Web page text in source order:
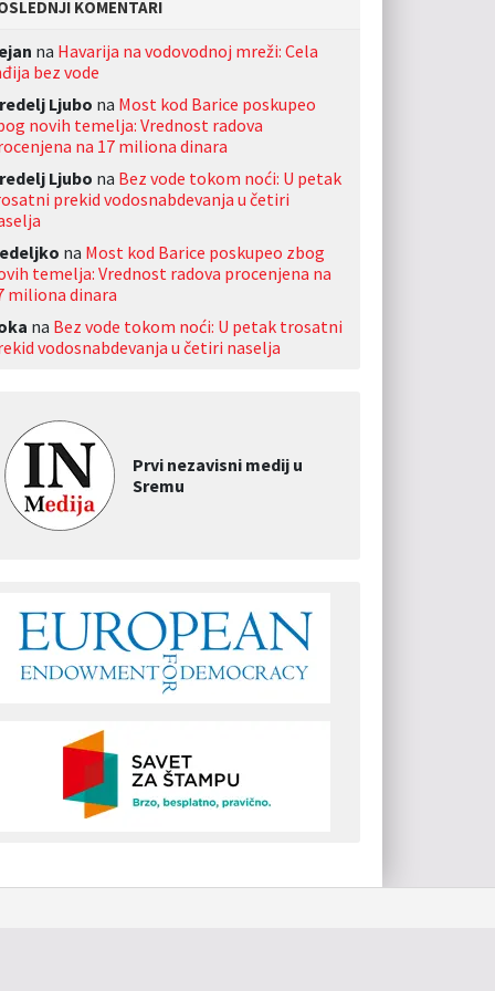
KOMENTARI
na Havarija na vodovodnoj mreži: Cela
bez vode
Ljubo na Most kod Barice poskupeo
novih temelja: Vrednost radova
na 17 miliona dinara
Ljubo na Bez vode tokom noći: U petak
prekid vodosnabdevanja u četiri
na Most kod Barice poskupeo zbog
temelja: Vrednost radova procenjena na
miliona dinara
na Bez vode tokom noći: U petak trosatni
vodosnabdevanja u četiri naselja
Prvi nezavisni medij u
Sremu